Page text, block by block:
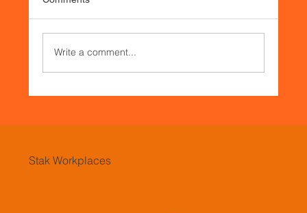
Write a comment...
Stak Workplaces